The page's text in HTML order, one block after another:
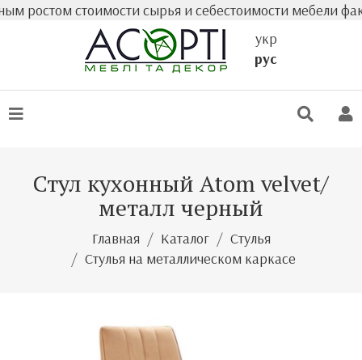
стоимости сырья и себестоимости мебели
укр
рус
Стул кухонный Atom velvet/
металл черный
Главная Каталог
Стулья
Стулья на металлическом каркасе